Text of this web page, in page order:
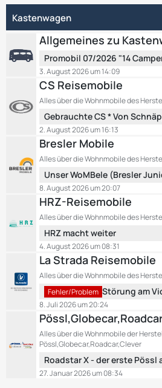
t
r
ä
e
z
t
e
B
i
t
r
ä
e
Kastenwagen
Allgemeines zu
e
t
z
t
B
e
ä
g
e
Promobil 07/2026 "14 Camper mit 2 Meter Stehhöhe" und Promobil 07/2026
3. August 2026 um 14:09
CS Reisemobile
Alles über die Wohnmobile des
e
t
z
t
B
e
ä
g
e
Gebrauchte CS * Von
2. August 2026 um 16:13
Bresler Mobile
Alles über die Wohnmobile des
e
t
z
t
B
e
ä
g
e
Unser WoMBele (Bresler
8. August 2026 um 20:07
HRZ-Reisemobile
Alles über die Wohnmobile des
e
t
z
t
B
e
t
g
HRZ macht weiter
4. August 2026 um 08:31
La Strada Reisemobile
Alles über die Wohnmobile des
e
t
z
t
e
e
Fehler/Problem Störung am
8. Juli 2026 um 20:24
Alles über die Wohnmobile der
Pössl,Globecar,Roadcar,Clever
e
Roadstar X - der erste Pössl
27. Januar 2026 um 08:34